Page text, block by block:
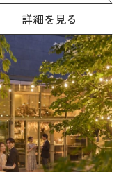
詳細を見る